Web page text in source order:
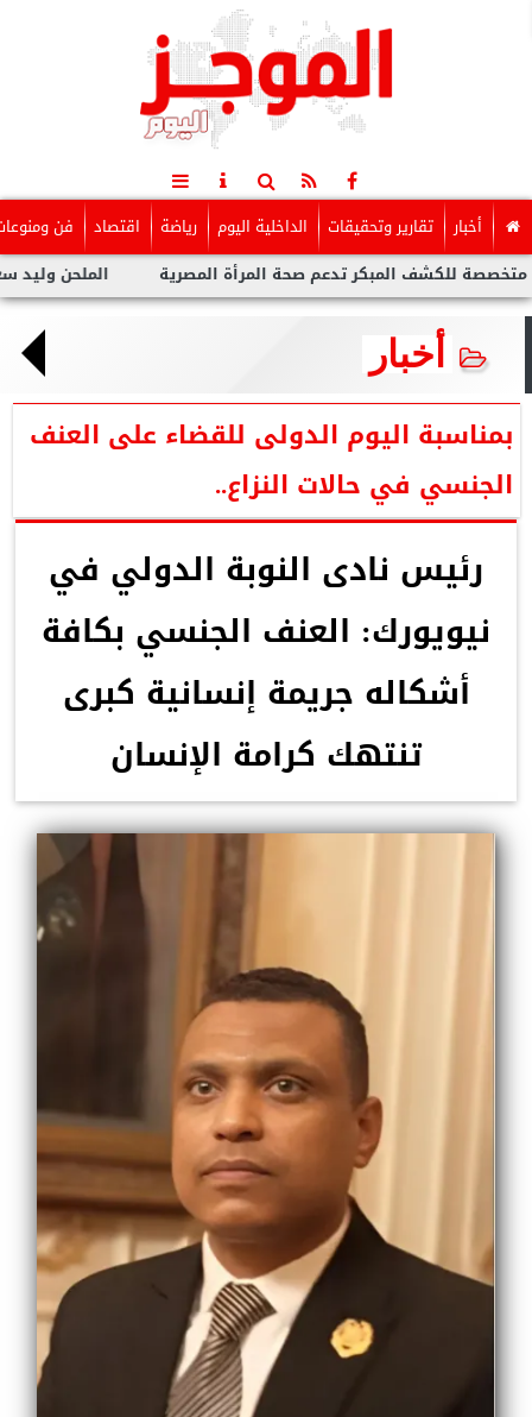
أخبار تقارير وتحقيقات الداخلية اليوم رياضة اقتصاد فن
الملحن وليد سعد : أزمة المبكر تدعم صحة المرأة المصرية
أخبار
بمناسبة اليوم الدولى للقضاء على العنف
الجنسي في حالات النزاع..
رئيس نادى النوبة الدولي في
نيويورك: العنف الجنسي بكافة
أشكاله جريمة إنسانية كبرى
تنتهك كرامة الإنسان